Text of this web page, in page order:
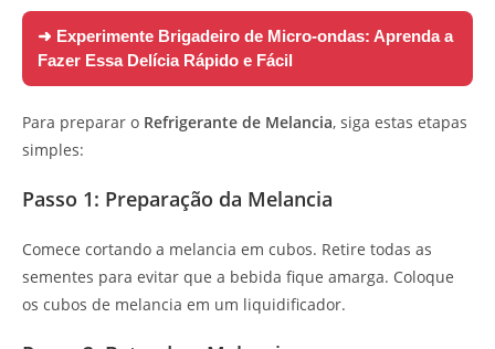
➜ Experimente Brigadeiro de Micro-ondas: Aprenda a
Fazer Essa Delícia Rápido e Fácil
Para preparar o Refrigerante de Melancia, siga estas etapas
simples:
Passo 1: Preparação da Melancia
Comece cortando a melancia em cubos. Retire todas as
sementes para evitar que a bebida fique amarga. Coloque
os cubos de melancia em um liquidificador.